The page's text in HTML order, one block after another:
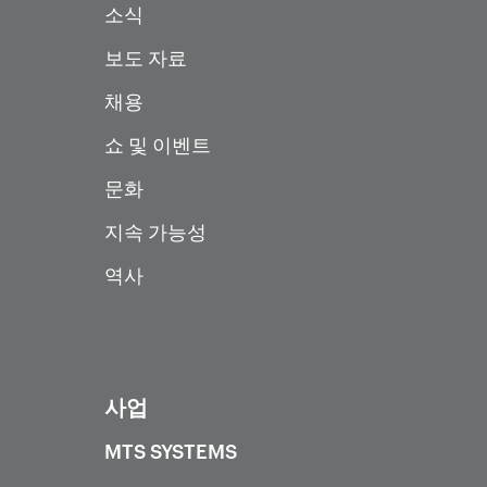
소식
보도 자료
채용
쇼 및 이벤트
문화
지속 가능성
역사
사업
MTS SYSTEMS